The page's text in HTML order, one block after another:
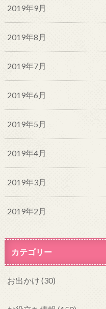
2019年9月
2019年8月
2019年7月
2019年6月
2019年5月
2019年4月
2019年3月
2019年2月
カテゴリー
お出かけ (30)